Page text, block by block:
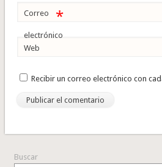
Correo
electrónico
*
Web
Recibir un correo electrónico con
Buscar